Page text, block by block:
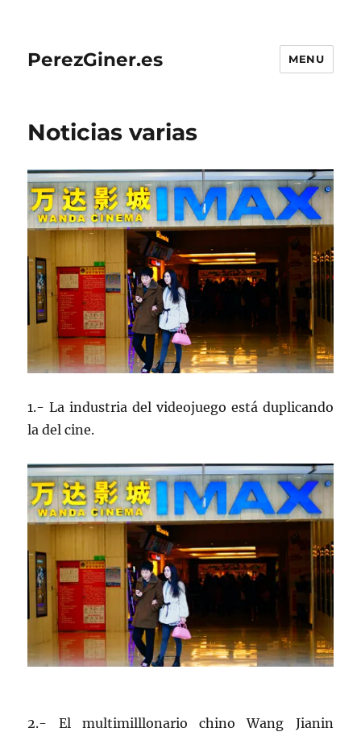
PerezGiner.es MENU
Noticias varias
1.- La industria del videojuego está duplicando
la del cine.
2.- El multimilllonario chino Wang Jianin